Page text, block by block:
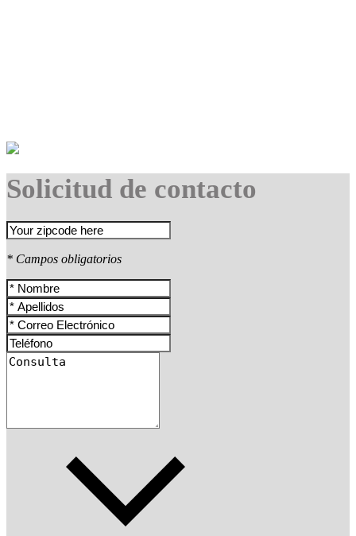
Solicitud de contacto
* Campos obligatorios